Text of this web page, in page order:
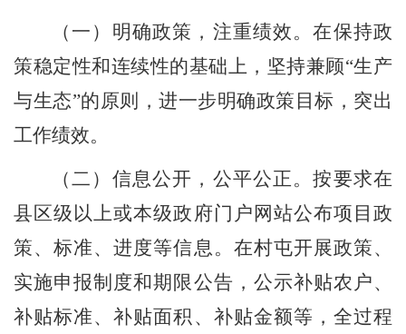
（一） 明确政策，注重绩效。在保持政
策稳定性和连续性的基础上，坚持兼顾“生产
与生态”的原则，进一步明确政策目标，突出
工作绩效。
（二） 信息公开 ，公平公正。按要求在
县区级以上或本级政府门户网站公布项目政
策、标准、进度等信息。在村屯开展政策、
实施申报制度和期限公告， 公示补贴农户、
补贴标准、补贴面积、补贴金额等，全过程